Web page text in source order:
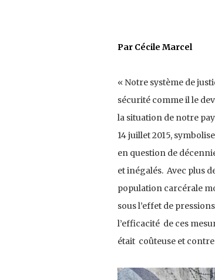
Par Cécile Marcel
« Notre système de
sécurité comme il le
la situation de notre
14 juillet 2015,
en question de
et inégalés. Avec plus
population carcérale
sous l’effet de
l’efficacité de ces
était coûteuse et